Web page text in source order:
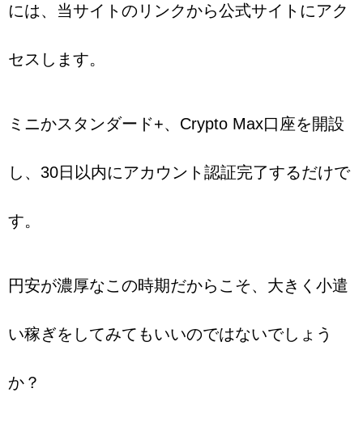
には、当サイトのリンクから公式サイトにアク
セスします。
ミニかスタンダード+、Crypto Max口座を開設
し、30日以内にアカウント認証完了するだけで
す。
円安が濃厚なこの時期だからこそ、大きく小遣
い稼ぎをしてみてもいいのではないでしょう
か？